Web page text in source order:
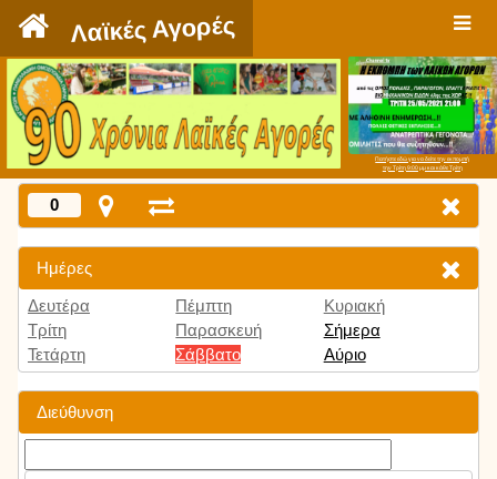
Λαϊκές Αγορές
Πατήστε εδώ για να δείτε την εκπομπή
την Τρίτη 9:00 μμ και κάθε Τρίτη
0
Ημέρες
Δευτέρα
Τρίτη
Τετάρτη
Πέμπτη
Παρασκευή
Σάββατο
Κυριακή
Σήμερα
Αύριο
Διεύθυνση